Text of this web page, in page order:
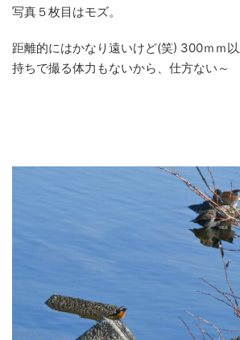
写真５枚目はモズ。
距離的にはかなり遠いけど(笑) 300ｍｍ
持ちで撮る体力もないから、仕方ない～